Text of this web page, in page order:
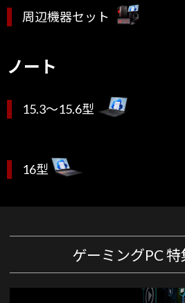
周辺機器セット
ノート
15.3～15.6型
16型
ゲーミングPC